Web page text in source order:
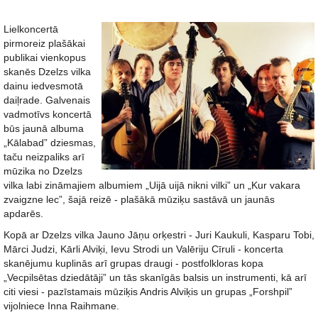
Lielkoncertā
pirmoreiz plašākai
publikai vienkopus
skanēs Dzelzs vilka
dainu iedvesmotā
daiļrade. Galvenais
vadmotīvs koncertā
būs jaunā albuma
„Kālabad” dziesmas,
taču neizpaliks arī
mūzika no Dzelzs
vilka labi zināmajiem albumiem „Uijā uijā nikni vilki” un „Kur vakara
zvaigzne lec”, šajā reizē - plašākā mūziķu sastāvā un jaunās
apdarēs.
Kopā ar Dzelzs vilka Jauno Jāņu orķestri - Juri Kaukuli, Kasparu Tobi,
Mārci Judzi, Kārli Alviķi, Ievu Strodi un Valēriju Cīruli - koncerta
skanējumu kuplinās arī grupas draugi - postfolkloras kopa
„Vecpilsētas dziedātāji” un tās skanīgās balsis un instrumenti, kā arī
citi viesi - pazīstamais mūziķis Andris Alviķis un grupas „Forshpil”
vijolniece Inna Raihmane.